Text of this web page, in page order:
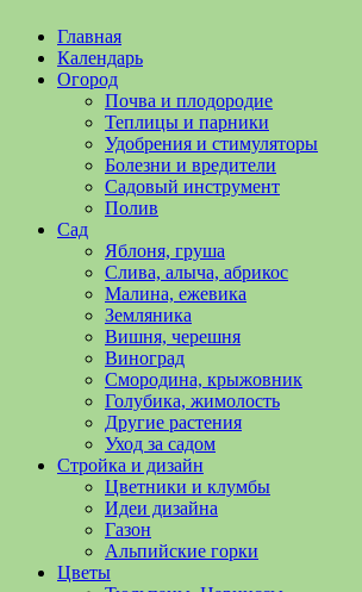
Садоводство
Огородничество
Садоводство
огородничество
полезные
уходу
овощами,
растениями
Поможем
обустройстве
выращивании
Главная
Календарь
Огород
Почва и плодородие
Теплицы и парники
Удобрения и стимуляторы
Болезни и вредители
Садовый инструмент
Полив
Сад
Яблоня, груша
Слива, алыча, абрикос
Малина, ежевика
Земляника
Вишня, черешня
Виноград
Смородина, крыжовник
Голубика, жимолость
Другие растения
Уход за садом
Стройка и дизайн
Цветники и клумбы
Идеи дизайна
Газон
Альпийские горки
Цветы